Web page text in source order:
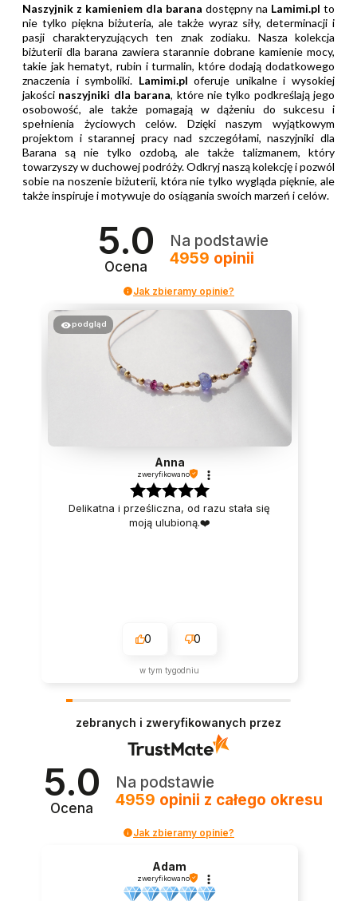
Naszyjnik z kamieniem dla barana dostępny na Lamimi.pl to
nie tylko piękna biżuteria, ale także wyraz siły, determinacji i
pasji charakteryzujących ten znak zodiaku. Nasza kolekcja
biżuterii dla barana zawiera starannie dobrane kamienie mocy,
takie jak hematyt, rubin i turmalin, które dodają dodatkowego
znaczenia i symboliki. Lamimi.pl oferuje unikalne i wysokiej
jakości naszyjniki dla barana, które nie tylko podkreślają jego
osobowość, ale także pomagają w dążeniu do sukcesu i
spełnienia życiowych celów. Dzięki naszym wyjątkowym
projektom i starannej pracy nad szczegółami, naszyjniki dla
Barana są nie tylko ozdobą, ale także talizmanem, który
towarzyszy w duchowej podróży. Odkryj naszą kolekcję i pozwól
sobie na noszenie biżuterii, która nie tylko wygląda pięknie, ale
także inspiruje i motywuje do osiągania swoich marzeń i celów.
5.0
Ocena
Na podstawie
4959 opinii
Jak zbieramy opinie?
podgląd
Anna
zweryfikowano
Delikatna i prześliczna, od razu stała się
moją ulubioną.❤️
0 0
w tym tygodniu
zebranych i zweryfikowanych przez
5.0
Ocena
Na podstawie
4959 opinii z całego okresu
Jak zbieramy opinie?
Adam
zweryfikowano